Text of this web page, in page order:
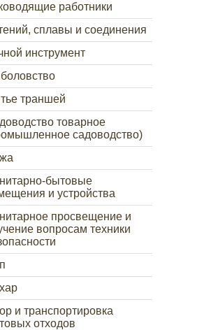
работники
сплавы и соединения
инструмент
траншей
товарное
садоводство)
бытовые
и устройства
просвещение и
вопросам техники
и транспортировка
отходов